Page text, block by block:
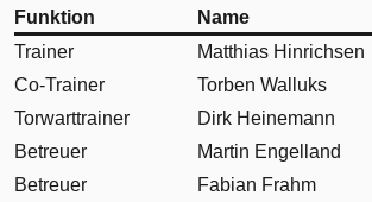
Funktion Name
Trainer
Matthias Hinrichsen
Co-Trainer
Torben Walluks
Torwarttrainer
Dirk Heinemann
Betreuer
Martin Engelland
Betreuer
Fabian Frahm